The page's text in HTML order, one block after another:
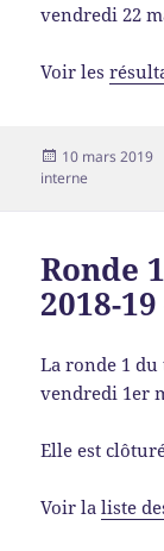
vendredi 22
Voir les
10 mars 2019
interne
Ronde
2018-
La ronde 1
vendredi 1er
Elle est
Voir laliste